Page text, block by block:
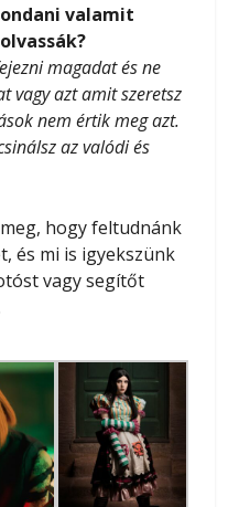
valamit
magadat és ne
vagy azt amit szeretsz
nem értik meg azt.
az valódi és
hogy feltudnánk
és mi is igyekszünk
vagy segítőt